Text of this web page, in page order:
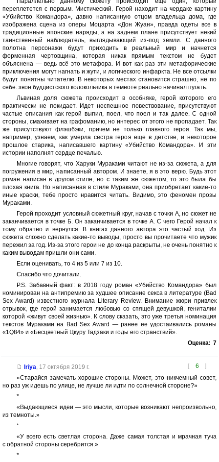
переплетется с первым. Мистический. Герой находит на чердаке картину
«Убийство Командора», давно написанную отцом владельца дома, где
изображена сцена из оперы Моцарта «Дон Жуан», правда одеты все в
традиционные японские наряды, а на заднем плане присутствует некий
таинственный наблюдатель, выглядывающий из-под земли. С данного
полотна персонажи будут приходить в реальный мир и начнется
форменная чертовщина, которая никак прямым текстом не будет
объяснена — ведь всё это метафора. И вот как раз эти метафорические
приключения могут нагнать и жути, и логического инфаркта. Не все отсылки
будут понятны читателю. В некоторых местах становится страшно, не по
себе: звон буддистского колокольчика в темноте реально начинал пугать.
Львиная доля сюжета происходит в особняке, герой которого его
практически не покидает. Идет неспешное повествование, присутствуют
частые описания как герой выпил, поел, что поел и так далее. С одной
стороны, смахивает на графоманию, но интерес от этого не пропадает. Так
же присутствуют флэшбэки, причем не только главного героя. Так мы,
например, узнаем, как умерла сестра героя еще в детстве, и некоторое
прошлое старика, написавшего картину «Убийство Командора». И эти
истории наполнят сердце печалью.
Многие говорят, что Харуки Мураками читают не из-за сюжета, а для
погружения в мир, написанный автором. И знаете, я в это верю. Будь этот
роман написан в другом стиле, но с таким же сюжетом, то это была бы
плохая книга. Но написанная в стиле Мураками, она приобретает какие-то
иные краски, тебе просто нравится читать. Видимо, это феномен прозы
Мураками.
Герой проходит условный сюжетный круг, начав с точки А, но сюжет не
заканчивается в точке Б. Он заканчивается в точке А. С чего Герой начал к
тому обратно и вернулся. В книгах данного автора это частый ход. Из
сюжета сложно сделать какие-то выводы, просто вы прочитаете что мужик
пережил за год. Из-за этого герои не до конца раскрыты, не очень понятно к
каким выводам пришли они сами.
Если оценивать, то 4 из 5 или 7 из 10.
Спасибо что дочитали.
P.S. Забавный факт: в 2018 году роман «Убийство Командора» был
номинирован на антипремию за худшее описание секса в литературе (Bad
Sex Award) известного журнала Literary Review. Внимание жюри привлек
отрывок, где герой занимается любовью со спящей девушкой, гениталии
которой «живут своей жизнью». К слову сказать, это уже третья номинация
текстов Мураками на Bad Sex Award — ранее ее удостаивались романы
«1Q84» и «Бесцветный Цкуру Тадзаки и годы его странствий».
Оценка: 7
[ 6 ]
Iriya, 17 октября 2019 г.
«Старайся замечать хорошие стороны. Может, это никчемный совет,
но раз уж идешь по улице, не лучше ли идти по солнечной стороне?»
*
«Выдающиеся идеи — это мысли, которые возникают непроизвольно,
из темноты.»
*
«У всего есть светлая сторона. Даже самая толстая и мрачная туча
с обратной стороны серебрится.»
*